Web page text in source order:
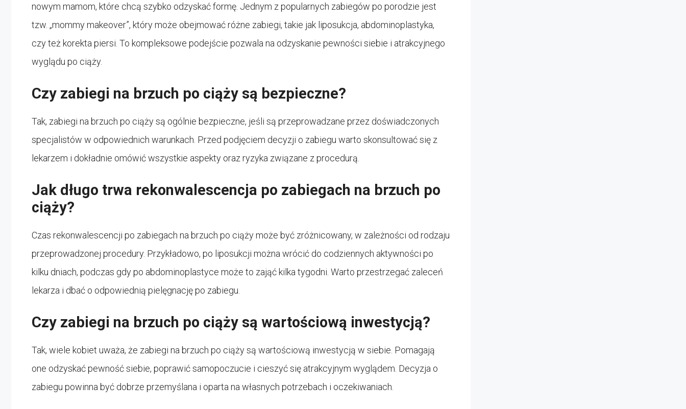
nowym mamom, które chcą szybko odzyskać formę. Jednym z popularnych zabiegów po porodzie jest
tzw. „mommy makeover”, który może obejmować różne zabiegi, takie jak liposukcja, abdominoplastyka,
czy też korekta piersi. To kompleksowe podejście pozwala na odzyskanie pewności siebie i atrakcyjnego
wyglądu po ciąży.
Czy zabiegi na brzuch po ciąży są bezpieczne?
Tak, zabiegi na brzuch po ciąży są ogólnie bezpieczne, jeśli są przeprowadzane przez doświadczonych
specjalistów w odpowiednich warunkach. Przed podjęciem decyzji o zabiegu warto skonsultować się z
lekarzem i dokładnie omówić wszystkie aspekty oraz ryzyka związane z procedurą.
Jak długo trwa rekonwalescencja po zabiegach na brzuch po
ciąży?
Czas rekonwalescencji po zabiegach na brzuch po ciąży może być zróżnicowany, w zależności od rodzaju
przeprowadzonej procedury. Przykładowo, po liposukcji można wrócić do codziennych aktywności po
kilku dniach, podczas gdy po abdominoplastyce może to zająć kilka tygodni. Warto przestrzegać zaleceń
lekarza i dbać o odpowiednią pielęgnację po zabiegu.
Czy zabiegi na brzuch po ciąży są wartościową inwestycją?
Tak, wiele kobiet uważa, że zabiegi na brzuch po ciąży są wartościową inwestycją w siebie. Pomagają
one odzyskać pewność siebie, poprawić samopoczucie i cieszyć się atrakcyjnym wyglądem. Decyzja o
zabiegu powinna być dobrze przemyślana i oparta na własnych potrzebach i oczekiwaniach.